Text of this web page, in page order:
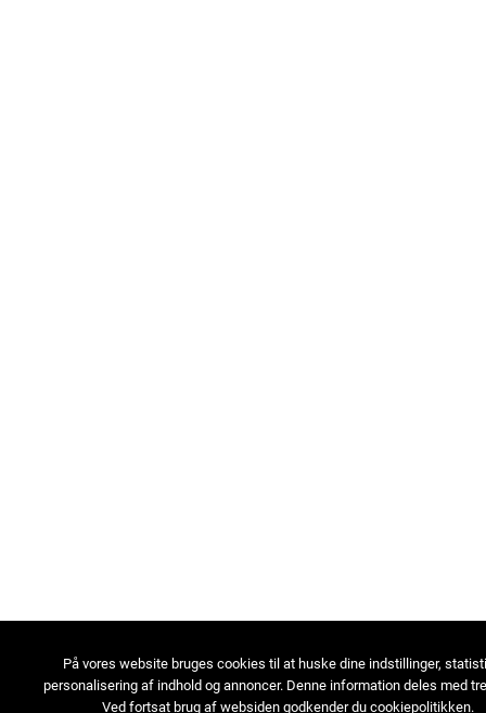
På vores website bruges cookies til at huske dine indstillinger,
personalisering af indhold og annoncer. Denne information deles med
Ved fortsat brug af websiden godkender du cookiepolitikken.